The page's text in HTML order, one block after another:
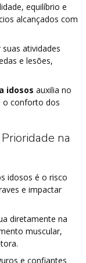
equilíbrio e
alcançados com
atividades
e lesões,
idosos auxilia no
o conforto dos
na
idosos é o risco
e impactar
diretamente na
muscular,
e confiantes